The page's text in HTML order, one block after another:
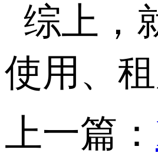
综上，
使用、
上一篇：